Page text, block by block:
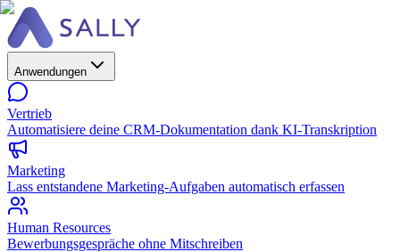
Anwendungen
Vertrieb
Automatisiere deine CRM-Dokumentation dank KI-Transkription
Marketing
Lass entstandene Marketing-Aufgaben automatisch erfassen
Human Resources
Bewerbungsgespräche ohne Mitschreiben